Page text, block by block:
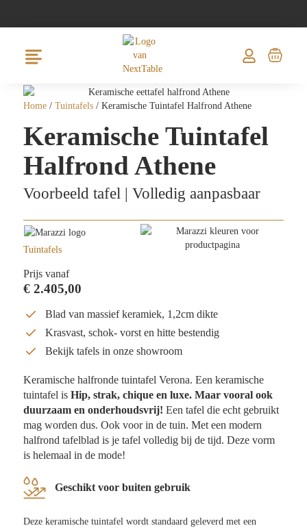
Home/ Tuintafels/ Keramische Tuintafel Halfrond Athene
Keramische Tuintafel
Halfrond Athene
Voorbeeld tafel | Volledig aanpasbaar
Tuintafels
Prijs vanaf
€2.405,00
Blad van massief keramiek, 1,2cm dikte
Krasvast, schok- vorst en hitte bestendig
Bekijk tafels in onze showroom
Keramische halfronde tuintafel Verona. Een keramische
tuintafel is Hip, strak, chique en luxe. Maar vooral ook
duurzaam en onderhoudsvrij! Een tafel die echt gebruikt
mag worden dus. Ook voor in de tuin. Met een modern
halfrond tafelblad is je tafel volledig bij de tijd. Deze vorm
is helemaal in de mode!
Geschikt voor buiten gebruik
Deze keramische tuintafel wordt standaard geleverd met een